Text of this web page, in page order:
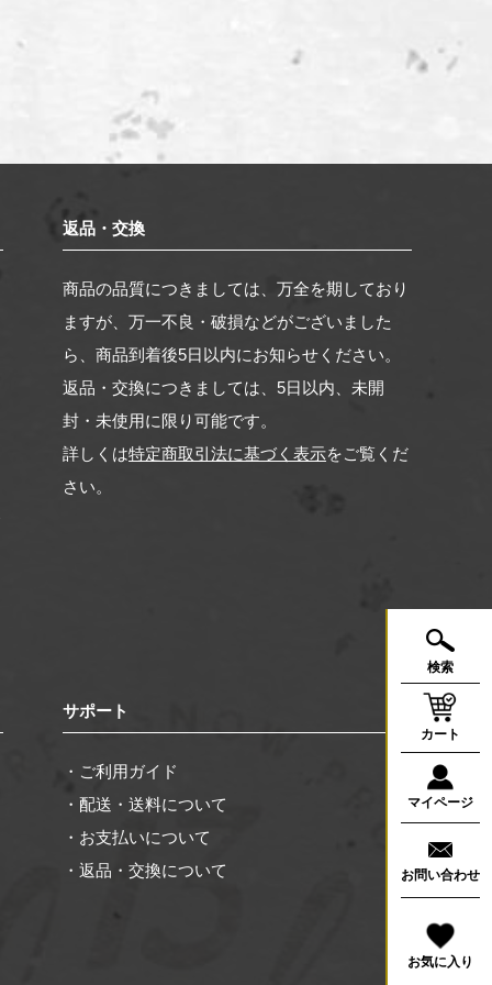
返品・交換
商品の品質につきましては、万全を期しており
ますが、万一不良・破損などがございました
ら、商品到着後5日以内にお知らせください。
返品・交換につきましては、5日以内、未開
封・未使用に限り可能です。
詳しくは特定商取引法に基づく表示をご覧くだ
さい。
サポート
・ご利用ガイド
・配送・送料について
・お支払いについて
・返品・交換について
検索
カート
マイページ
お問い合わせ
お気に入り